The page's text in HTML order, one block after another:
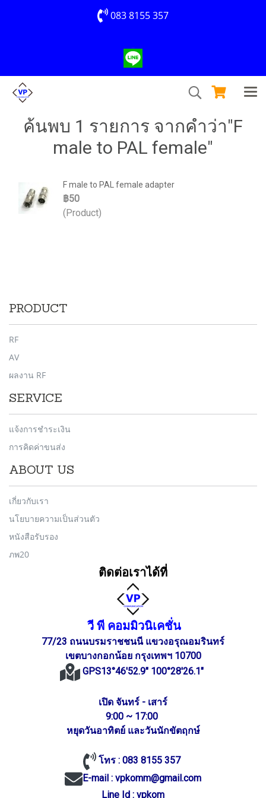
083 8155 357
ค้นพบ 1 รายการ จากคำว่า"F
male to PAL female"
F male to PAL female adapter
฿50
(Product)
PRODUCT
RF
AV
ผลงาน RF
SERVICE
แจ้งการชำระเงิน
การคิดค่าขนส่ง
ABOUT US
เกี่ยวกับเรา
นโยบายความเป็นส่วนตัว
หนังสือรับรอง
ภพ20
ติดต่อเราได้ที่
วี พี คอมมิวนิเคชั่น
77/23 ถนนบรมราชชนนี แขวงอรุณอมรินทร์
เขตบางกอกน้อย กรุงเทพฯ 10700
GPS13°46'52.9" 100°28'26.1"
เปิด จันทร์ - เสาร์
9:00 ~ 17:00
หยุดวันอาทิตย์ และวันนักขัตฤกษ์
โทร :083 8155 357
E-mail : vpkomm@gmail.com
Line Id : vpkom